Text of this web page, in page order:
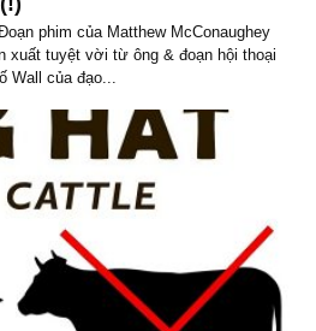
chân thực bởi Matthew
chất phố Wall trong
(!)
Đoạn phim của Matthew
xuất tuyệt vời từ ông & đoạn hội
Wall của đạo...